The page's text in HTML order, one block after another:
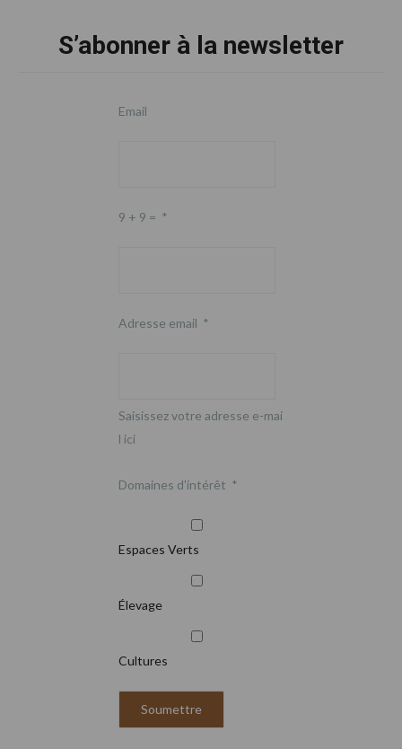
FooterS’abonner à la newsletter
Email
9 + 9 = *
Adresse email *
Saisissez votre adresse e-mai
l ici
Domaines d'intérêt *
Espaces Verts
Élevage
Cultures